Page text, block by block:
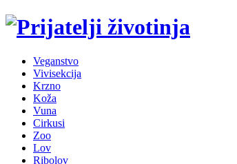
Veganstvo
Vivisekcija
Krzno
Koža
Vuna
Cirkusi
Zoo
Lov
Ribolov